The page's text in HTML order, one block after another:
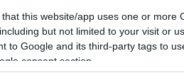
that this website/app uses one or more
but not limited to your visit or
to Google and its third-party tags to
consent section.
Ουκρανό ομόλογό του.
στενές διμερείς
«ρωσικά εγκλήματα
προκλήσεις